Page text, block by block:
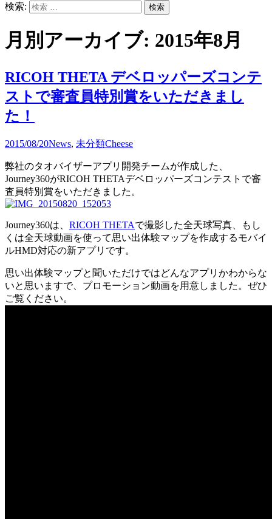
検索:
月別アーカイブ: 2015年8月
RICOH THETA デベロッパーズコンテ
ストで審査員特別賞をいただきまし
た！
2015/08/20News, 未分類Cheese
弊社のタオバイザーアプリ開発チームが作成した、
Journey360がRICOH THETAデベロッパーズコンテストで審
査員特別賞をいただきました。
Journey360は、 RICOH THETAで撮影した全天球写真、もし
くは全天球動画を使って思い出体験マップを作成するモバイ
ルHMD対応の新アプリです。
思い出体験マップと聞いただけではどんなアプリかわからな
いと思いますで、プロモーション動画を用意しました。ぜひ
ご覧ください。